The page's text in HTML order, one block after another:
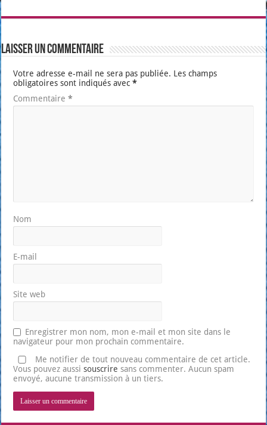
Laisser un commentaire
Votre adresse e-mail ne sera pas publiée. Les champs
obligatoires sont indiqués avec*
Commentaire*
Nom
E-mail
Site web
Enregistrer mon nom, mon e-mail et mon site dans le
navigateur pour mon prochain commentaire.
Me notifier de tout nouveau commentaire de cet article.
Vous pouvez aussisouscrire sans commenter. Aucun spam
envoyé, aucune transmission à un tiers.